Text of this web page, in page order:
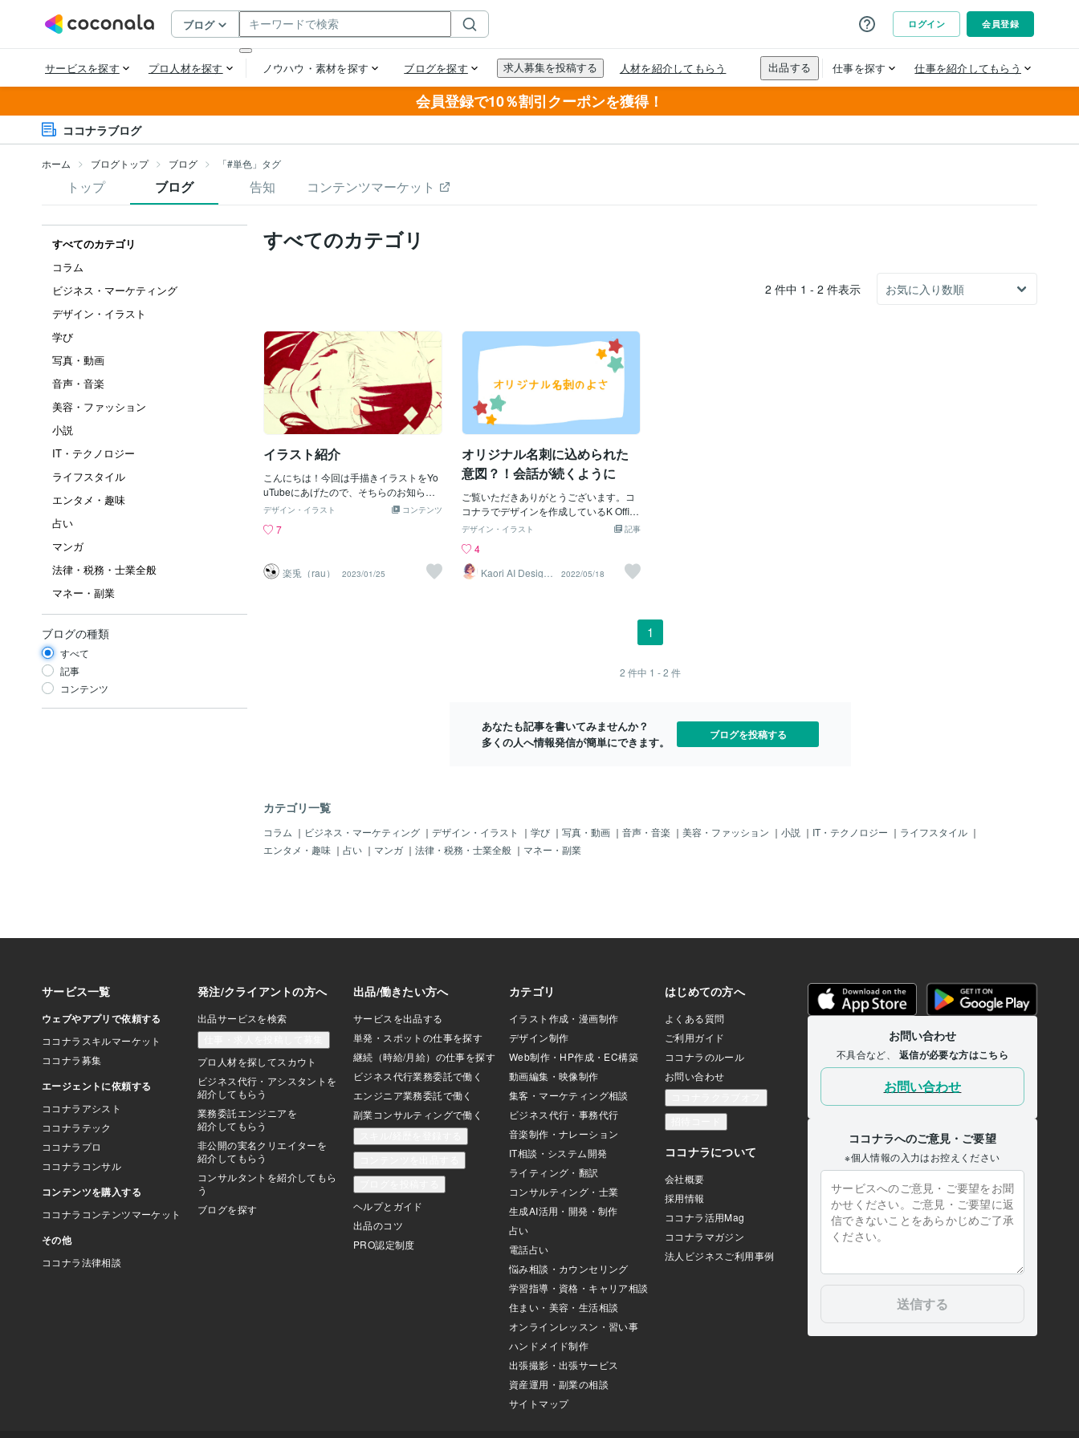
会員登録で10％割引クーポンを獲得！
ココナラブログ
ホーム ブログトップ ブログ 「#単色」タグ
トップ ブログ 告知 コンテンツマーケット
すべてのカテゴリ
コラム
ビジネス・マーケティング
デザイン・イラスト
学び
写真・動画
音声・音楽
美容・ファッション
小説
IT・テクノロジー
ライフスタイル
エンタメ・趣味
占い
マンガ
法律・税務・士業全般
マネー・副業
ブログの種類
すべて
記事
コンテンツ
すべてのカテゴリ
2 件中 1 - 2 件表示
イラスト紹介
こんにちは！今回は手描きイラストをYo
uTubeにあげたので、そちらのお知らせ
です(*^^*)チェンソーマンのデンジと戦争
てください✨宜しくお願いいたします！
コンテンツ
デザイン・イラスト
7
楽兎（rau） 2023/01/25
オリジナル名刺に込められた
意図？！会話が続くように
ご覧いただきありがとうございます。コ
コナラでデザインを作成しているK Office
の’K’ことカオリです。前回に続き、名刺
ところで！名刺は役職名や名前を覚えて
もらうだけのものではありません。コミ
ュニケーションツールといわれている所
の会社の方との名刺交換では、『どんな
そのお話になるかもしれません。です
が、そこまで、だと思います。オリジナ
二味も違います。よくも悪くもですけれ
ど（笑アピールしたいことを目立つよう
にレイアウトできる 名刺を渡す相手に
情報をまんべんなく並べた名刺では、視
点を誘導できません。 何をあいてにお
伝えしたいのか、を必ずお聞きして、デ
ザインしています。意図的に聞いていま
すが、デザインはさりげな
記事
デザイン・イラスト
4
Kaori AI Design
2022/05/18
1
2 件中 1 - 2 件
あなたも記事を書いてみませんか？
多くの人へ情報発信が簡単にできます。
ブログを投稿する
カテゴリ一覧
コラム ｜ ビジネス・マーケティング ｜ デザイン・イラスト ｜ 学び ｜ 写真・動画 ｜ 音声・音楽 ｜ 美容・ファッション ｜ 小説 ｜ IT・テクノロジー ｜ ライフスタイル ｜
エンタメ・趣味 ｜ 占い ｜ マンガ ｜ 法律・税務・士業全般 ｜ マネー・副業